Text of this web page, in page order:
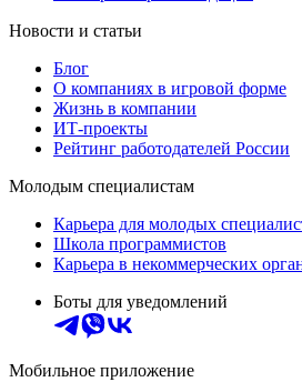
Новости и статьи
Блог
О компаниях в игровой форме
Жизнь в компании
ИТ-проекты
Рейтинг работодателей России
Молодым специалистам
Карьера для молодых
Школа программистов
Карьера в некоммерческих
Боты для уведомлений
Мобильное приложение